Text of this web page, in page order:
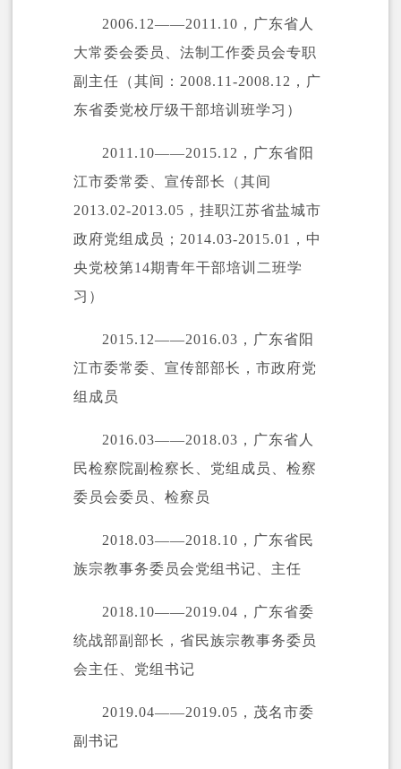
2006.12——2011.10，广东省人
大常委会委员、法制工作委员会专职
副主任（其间：2008.11-2008.12，广
东省委党校厅级干部培训班学习）
2011.10——2015.12，广东省阳
江市委常委、宣传部长（其间
2013.02-2013.05，挂职江苏省盐城市
政府党组成员；2014.03-2015.01，中
央党校第14期青年干部培训二班学
习）
2015.12——2016.03，广东省阳
江市委常委、宣传部部长，市政府党
组成员
2016.03——2018.03， 广东省人
民检察院副检察长、党组成员、检察
委员会委员、检察员
2018.03——2018.10，广东省民
族宗教事务委员会党组书记、主任
2018.10——2019.04，广东省委
统战部副部长，省民族宗教事务委员
会主任、党组书记
2019.04——2019.05，茂名市委
副书记